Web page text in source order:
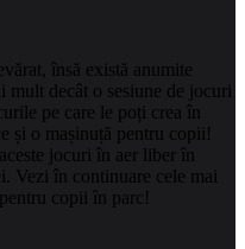
însă există anumite
decât o sesiune de jocuri
pe care le poți crea în
și o mașinuță pentru copii!
jocuri în aer liber în
Vezi în continuare cele mai
copii în parc!